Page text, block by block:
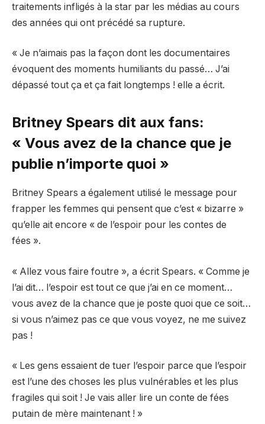
traitements infligés à la star par les médias au cours
des années qui ont précédé sa rupture.
« Je n’aimais pas la façon dont les documentaires
évoquent des moments humiliants du passé… J’ai
dépassé tout ça et ça fait longtemps ! elle a écrit.
Britney Spears dit aux fans:
« Vous avez de la chance que je
publie n’importe quoi »
Britney Spears a également utilisé le message pour
frapper les femmes qui pensent que c’est « bizarre »
qu’elle ait encore « de l’espoir pour les contes de
fées ».
« Allez vous faire foutre », a écrit Spears. « Comme je
l’ai dit… l’espoir est tout ce que j’ai en ce moment…
vous avez de la chance que je poste quoi que ce soit…
si vous n’aimez pas ce que vous voyez, ne me suivez
pas !
« Les gens essaient de tuer l’espoir parce que l’espoir
est l’une des choses les plus vulnérables et les plus
fragiles qui soit ! Je vais aller lire un conte de fées
putain de mère maintenant ! »